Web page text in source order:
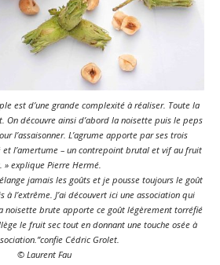
est d’une grande complexité à réaliser. Toute la
On découvre ainsi d’abord la noisette puis le peps
l’assaisonner. L’agrume apporte par ses trois
l’amertume – un contrepoint brutal et vif au fruit
» explique Pierre Hermé.
jamais les goûts et je pousse toujours le goût
à l’extrême. J’ai découvert ici une association qui
noisette brute apporte ce goût légèrement torréfié
le fruit sec tout en donnant une touche osée à
Cédric Grolet.
© Laurent Fau